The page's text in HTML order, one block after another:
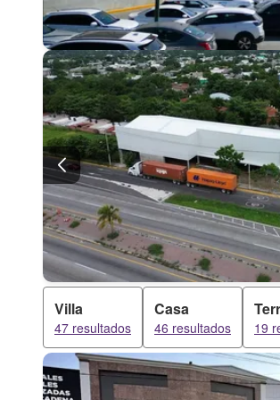
Villa
47 resultados
Casa
46 resultados 19